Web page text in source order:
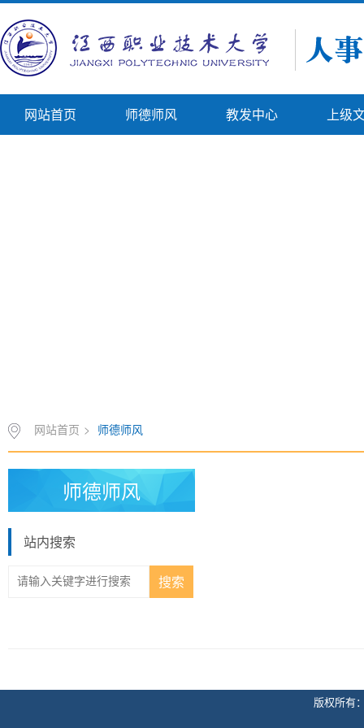
网站首页 师德师风 教发中心 上级
网站首页 > 师德师风
师德师风
站内搜索
版权所有